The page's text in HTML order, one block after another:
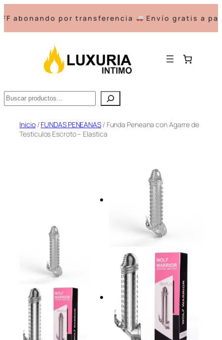
por transferencia Envío gratis a partir
Buscar
SaltarInicio/FUNDAS PENEANAS/ Funda Peneana con Agarre de
Testiculos Escroto – Elastica